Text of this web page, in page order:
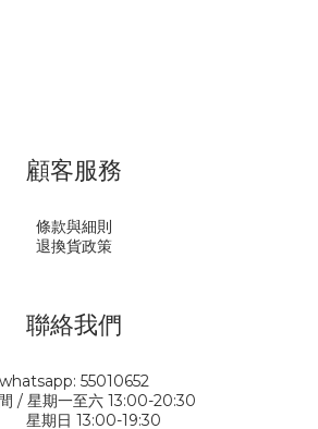
顧客服務
條款與細則
退換貨政策
聯絡我們
whatsapp: 55010652
/ 星期一至六 13:00-20:30
期日 13:00-19:30